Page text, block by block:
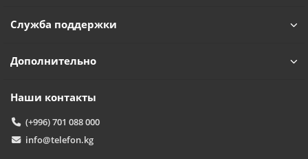
Служба поддержки
Дополнительно
Наши контакты
(+996) 701 088 000
info@telefon.kg
Чем можем помочь?